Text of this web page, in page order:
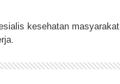
kesehatan masyarakat